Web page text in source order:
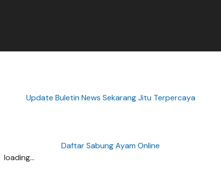
Update Buletin News Sekarang Jitu Terpercaya
Daftar Sabung Ayam Online
loading...